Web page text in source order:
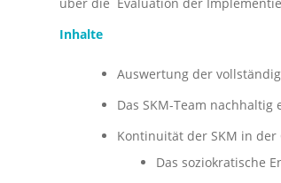
Inhalte
Auswertung der
Das SKM-Team
Kontinuität der SKM in
Das soziokratische